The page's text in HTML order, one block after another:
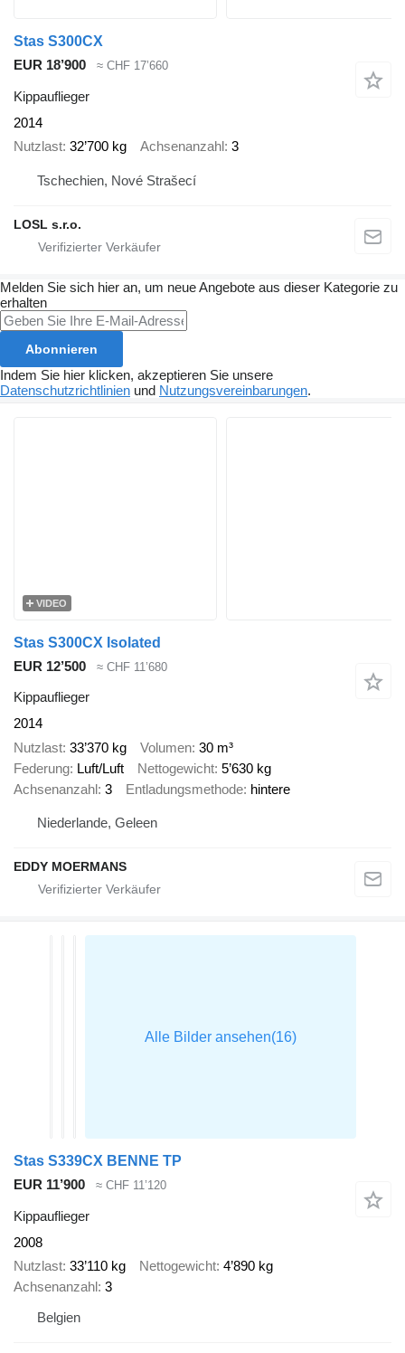
Stas S300CX
EUR 18’900
≈ CHF 17’660
Kippauflieger
2014
Nutzlast 32’700 kg Achsenanzahl 3
Tschechien, Nové Strašecí
LOSL s.r.o.
Melden Sie sich hier an, um neue Angebote aus dieser Kategorie zu
erhalten
Abonnieren
Indem Sie hier klicken, akzeptieren Sie unsere
Datenschutzrichtlinien und Nutzungsvereinbarungen.
VIDEO
Stas S300CX Isolated
EUR 12’500
≈ CHF 11’680
Kippauflieger
2014
Nutzlast 33’370 kg Volumen 30 m³
Federung Luft/Luft Nettogewicht 5’630 kg
Achsenanzahl 3 Entladungsmethode hintere
Niederlande, Geleen
EDDY MOERMANS
Stas S339CX BENNE TP
EUR 11’900
≈ CHF 11’120
Kippauflieger
2008
Nutzlast 33’110 kg Nettogewicht 4’890 kg
Achsenanzahl 3
Belgien